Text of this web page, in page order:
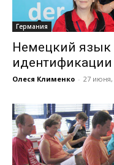
Германия
Немецкий язык
идентификации
Олеся Клименко - 27 июня,